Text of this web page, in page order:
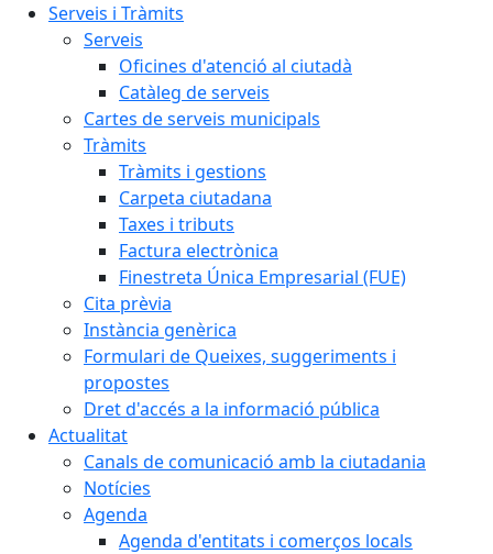
Serveis i Tràmits
Serveis
Oficines d'atenció al ciutadà
Catàleg de serveis
Cartes de serveis municipals
Tràmits
Tràmits i gestions
Carpeta ciutadana
Taxes i tributs
Factura electrònica
Finestreta Única Empresarial (FUE)
Cita prèvia
Instància genèrica
Formulari de Queixes, suggeriments i
propostes
Dret d'accés a la informació pública
Actualitat
Canals de comunicació amb la ciutadania
Notícies
Agenda
Agenda d'entitats i comerços locals